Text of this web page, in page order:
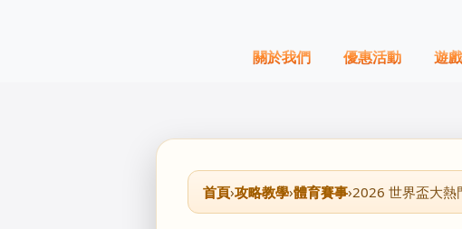
關於我們 優惠活動 遊
首頁›攻略教學›體育賽事›2026 世界盃大熱